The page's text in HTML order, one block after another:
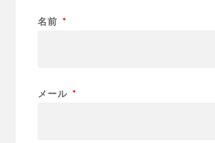
名前 *
メール *